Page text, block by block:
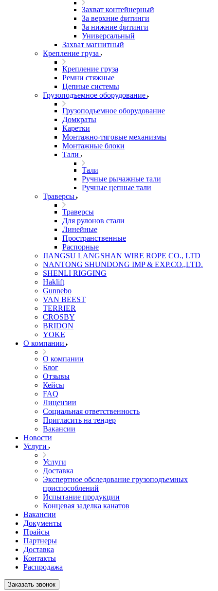
Захват контейнерный
За верхние фитинги
За нижние фитинги
Универсальный
Захват магнитный
Крепление груза
Крепление груза
Ремни стяжные
Цепные системы
Грузоподъемное оборудование
Грузоподъемное оборудование
Домкраты
Каретки
Монтажно-тяговые механизмы
Монтажные блоки
Тали
Тали
Ручные рычажные тали
Ручные цепные тали
Траверсы
Траверсы
Для рулонов стали
Линейные
Пространственные
Распорные
JIANGSU LANGSHAN WIRE ROPE CO., LTD
NANTONG SHUNDONG IMP & EXP.CO.,LTD.
SHENLI RIGGING
Haklift
Gunnebo
VAN BEEST
TERRIER
CROSBY
BRIDON
YOKE
О компании
О компании
Блог
Отзывы
Кейсы
FAQ
Лицензии
Социальная ответственность
Пригласить на тендер
Вакансии
Новости
Услуги
Услуги
Доставка
Экспертное обследование грузоподъемных
приспособлений
Испытание продукции
Концевая заделка канатов
Вакансии
Документы
Прайсы
Партнеры
Доставка
Контакты
Распродажа
Заказать звонок